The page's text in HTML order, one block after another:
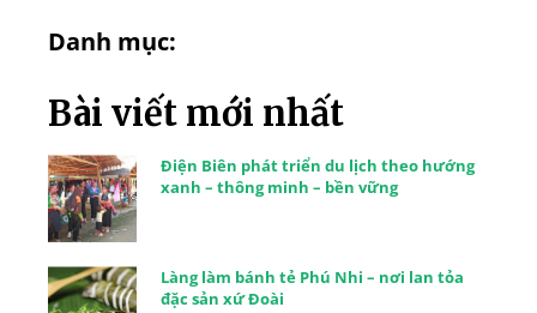
Danh mục:
Bài viết mới nhất
Điện Biên phát triển du lịch theo hướng
xanh – thông minh – bền vững
Làng làm bánh tẻ Phú Nhi – nơi lan tỏa
đặc sản xứ Đoài